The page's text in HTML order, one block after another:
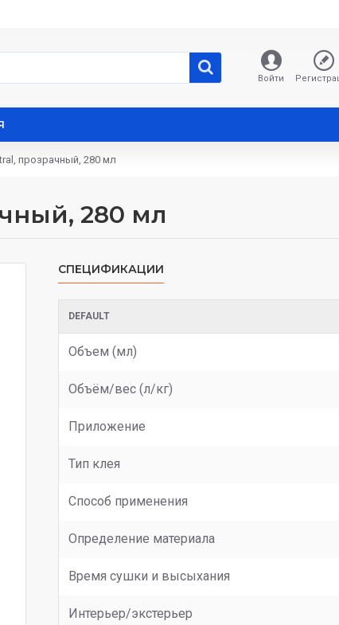
Войти
прозрачный, 280 мл
280 мл
СПЕЦИФИКАЦИИ
DEFAULT
Объем (мл)
Объём/вес (л/кг)
Приложение
Тип клея
Способ применения
Определение материала
Время сушки и высыхания
Интерьер/экстерьер